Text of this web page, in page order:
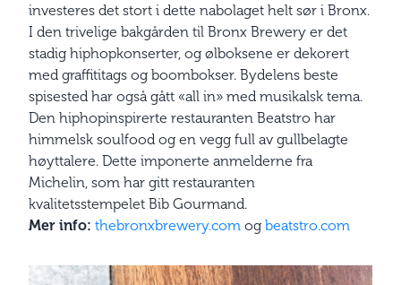
investeres det stort i dette nabolaget helt sør i Bronx.
I den trivelige bakgården til Bronx Brewery er det
stadig hiphopkonserter, og øl­boksene er dekorert
med graffititags og boombokser. Bydelens beste
spisested har også gått «all in» med musikalsk tema.
Den hiphopinspirerte restauranten Beatstro har
himmelsk soulfood og en vegg full av gullbelagte
høyttalere. Dette ­imponerte anmelderne fra
Michelin, som har gitt restauranten
kvalitetsstempelet Bib Gourmand.
Mer info: thebronxbrewery.com og beatstro.com